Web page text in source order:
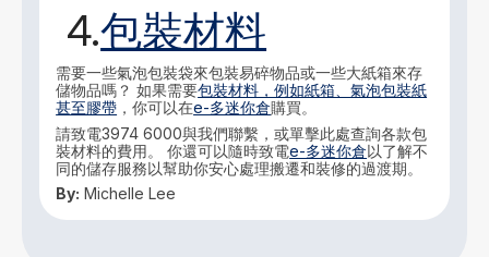
4.包裝材料
需要一些氣泡包裝袋來包裝易碎物品或一些大紙箱來存
儲物品嗎？ 如果需要包裝材料，例如紙箱、氣泡包裝紙
甚至膠帶 ，你可以在e-多迷你倉購買。
請致電3974 6000與我們聯繫，或單擊此處查詢各款包
裝材料的費用。 你還可以隨時致電e-多迷你倉以了解不
同的儲存服務以幫助你安心處理搬遷和裝修的過渡期。
By: Michelle Lee